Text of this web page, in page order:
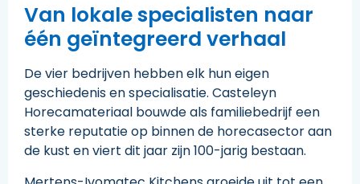
Van lokale specialisten naar
één geïntegreerd verhaal
De vier bedrijven hebben elk hun eigen
geschiedenis en specialisatie. Casteleyn
Horecamateriaal bouwde als familiebedrijf een
sterke reputatie op binnen de horecasector aan
de kust en viert dit jaar zijn 100-jarig bestaan.